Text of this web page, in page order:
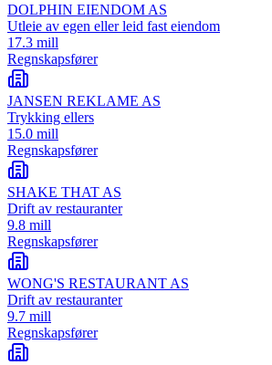
DOLPHIN EIENDOM AS
Utleie av egen eller leid fast eiendom
17.3 mill
Regnskapsfører
JANSEN REKLAME AS
Trykking ellers
15.0 mill
Regnskapsfører
SHAKE THAT AS
Drift av restauranter
9.8 mill
Regnskapsfører
WONG'S RESTAURANT AS
Drift av restauranter
9.7 mill
Regnskapsfører